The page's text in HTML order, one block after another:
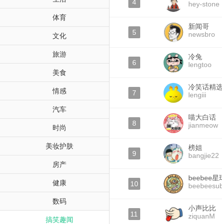
体育
文化
旅游
美食
情感
汽车
时尚
美妆护肤
房产
健康
数码
搞笑趣闻
4
hey-stone
5
新闻哥
newsbro
6
冷兔
lengtoo
7
冷笑话精
lengiii
8
喵大白话
jianmeow
9
榜姐
bangjie22
10
beebee星
11
小声比比
ziquanM